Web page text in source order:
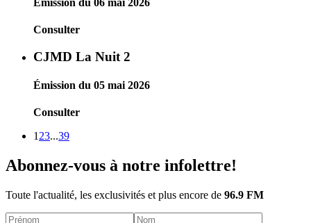
Consulter
CJMD La Nuit 2
Émission du 05 mai 2026
Consulter
1 23...39
Abonnez-vous à notre infolettre!
Toute l'actualité, les exclusivités et plus encore de 96.9 FM